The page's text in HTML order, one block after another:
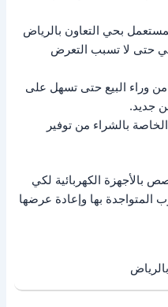
بحي التعاون بالرياض
حتى لا تسبب التعرض
وراء البيع حتى تسهل على
جديد.
بالشراء من توفير
بالأجهزة الكهربائية لكي
المتواجدة بها وإعادة عرضها